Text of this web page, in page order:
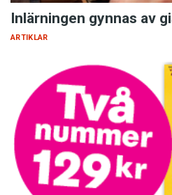
Inlärningen gynnas av
ARTIKLAR